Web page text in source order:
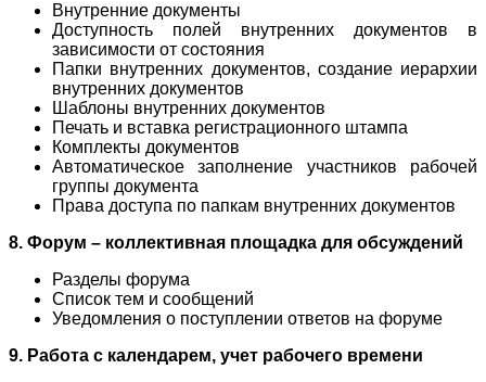
Внутренние документы
Доступность полей внутренних документов в
зависимости от состояния
Папки внутренних документов, создание иерархии
внутренних документов
Шаблоны внутренних документов
Печать и вставка регистрационного штампа
Комплекты документов
Автоматическое заполнение участников рабочей
группы документа
Права доступа по папкам внутренних документов
8. Форум – коллективная площадка для обсуждений
Разделы форума
Список тем и сообщений
Уведомления о поступлении ответов на форуме
9. Работа с календарем, учет рабочего времени